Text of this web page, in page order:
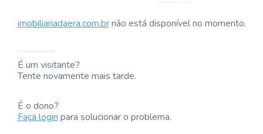
imobiliariadaera.com.brnão está disponível no momento.
É um visitante?
Tente novamente mais tarde.
É o dono?
Faça loginpara solucionar o problema.